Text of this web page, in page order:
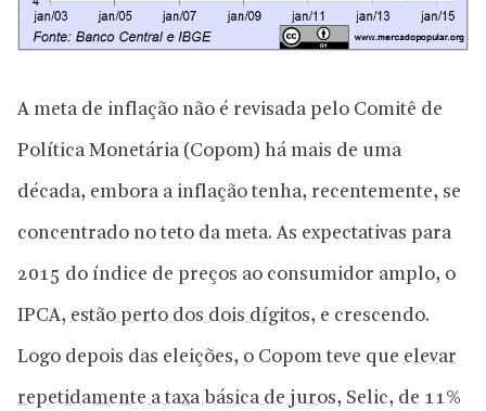
A meta de inflação não é revisada pelo Comitê de
Política Monetária (Copom) há mais de uma
década, embora a inflação tenha, recentemente, se
concentrado no teto da meta. As expectativas para
2015 do índice de preços ao consumidor amplo, o
IPCA, estão perto dos dois dígitos, e crescendo.
Logo depois das eleições, o Copom teve que elevar
repetidamente a taxa básica de juros, Selic, de 11%